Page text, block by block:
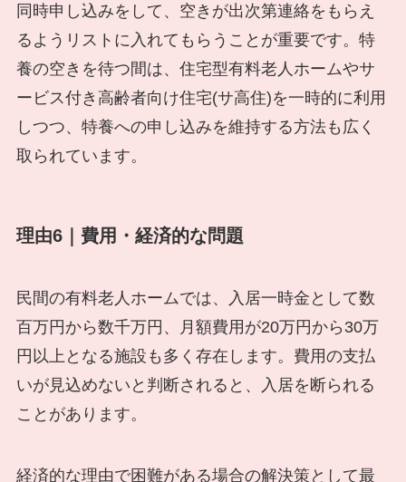
同時申し込みをして、空きが出次第連絡をもらえ
るようリストに入れてもらうことが重要です。特
養の空きを待つ間は、住宅型有料老人ホームやサ
ービス付き高齢者向け住宅(サ高住)を一時的に利用
しつつ、特養への申し込みを維持する方法も広く
取られています。
理由6｜費用・経済的な問題
民間の有料老人ホームでは、入居一時金として数
百万円から数千万円、月額費用が20万円から30万
円以上となる施設も多く存在します。費用の支払
いが見込めないと判断されると、入居を断られる
ことがあります。
経済的な理由で困難がある場合の解決策として最